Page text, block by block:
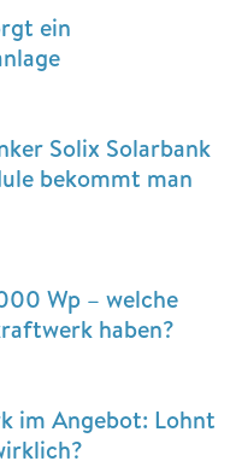
ein
Solix Solarbank
bekommt man
Wp – welche
haben?
im Angebot: Lohnt